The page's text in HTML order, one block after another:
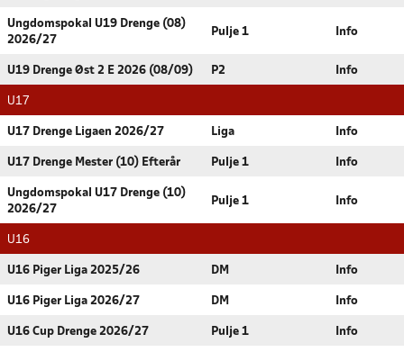
Ungdomspokal U19 Drenge (08)
2026/27
Pulje 1 Info
U19 Drenge Øst 2 E 2026 (08/09) P2 Info
U17
U17 Drenge Ligaen 2026/27 Liga Info
U17 Drenge Mester (10) Efterår Pulje 1 Info
Ungdomspokal U17 Drenge (10)
2026/27
Pulje 1 Info
U16
U16 Piger Liga 2025/26 DM Info
U16 Piger Liga 2026/27 DM Info
U16 Cup Drenge 2026/27 Pulje 1 Info